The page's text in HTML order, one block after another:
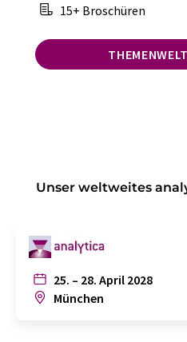
15+ Broschüren
Unser weltweites
25. – 28. April 2028
München